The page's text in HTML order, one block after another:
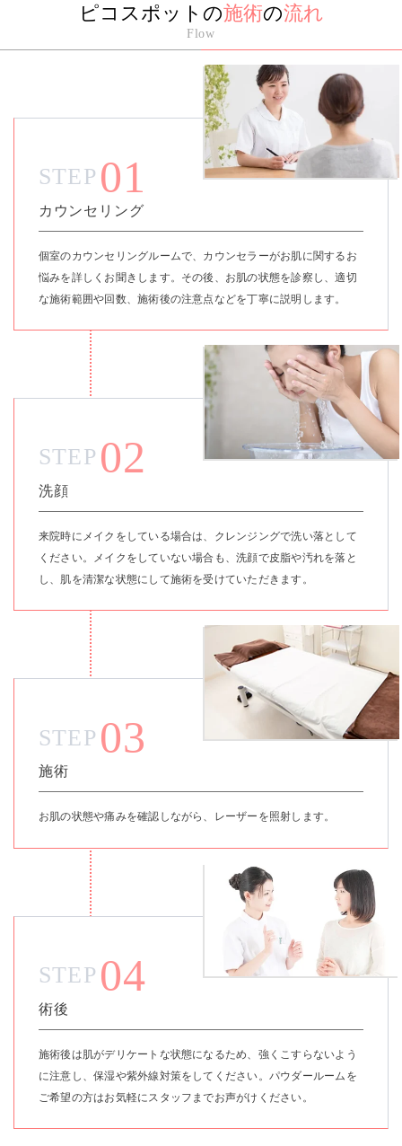
ピコスポットの施術の流れ
Flow
STEP 01
カウンセリング
個室のカウンセリングルームで、カウンセラーがお肌に関するお
悩みを詳しくお聞きします。その後、お肌の状態を診察し、適切
な施術範囲や回数、施術後の注意点などを丁寧に説明します。
STEP 02
洗顔
来院時にメイクをしている場合は、クレンジングで洗い落として
ください。メイクをしていない場合も、洗顔で皮脂や汚れを落と
し、肌を清潔な状態にして施術を受けていただきます。
STEP 03
施術
お肌の状態や痛みを確認しながら、レーザーを照射します。
STEP 04
術後
施術後は肌がデリケートな状態になるため、強くこすらないよう
に注意し、保湿や紫外線対策をしてください。パウダールームを
ご希望の方はお気軽にスタッフまでお声がけください。